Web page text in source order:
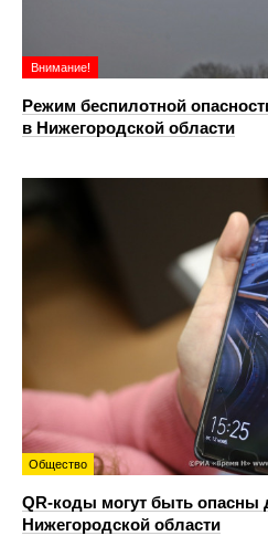
Внимание!
Режим беспилотной
в Нижегородской области
Общество
QR-коды могут быть опасны
Нижегородской области